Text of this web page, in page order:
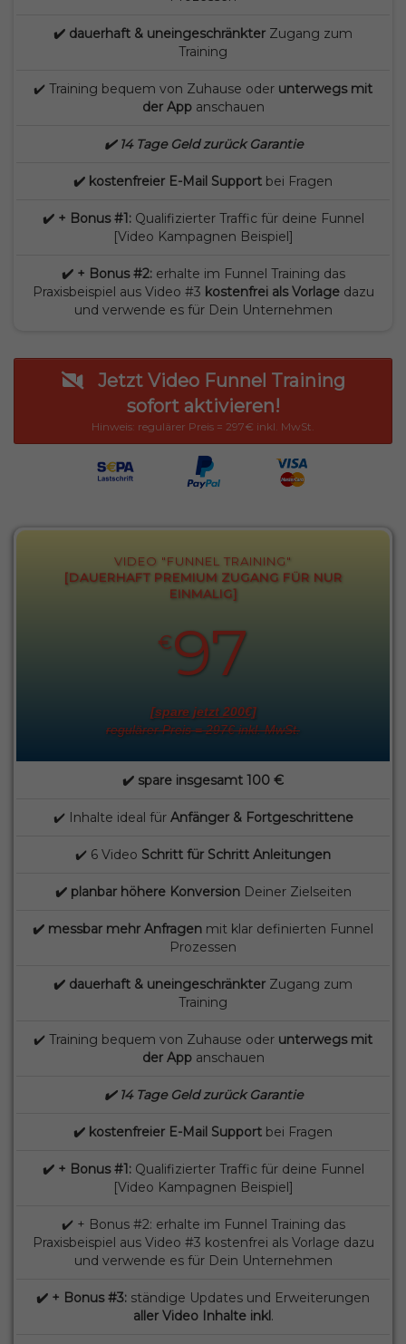
✔️ dauerhaft & uneingeschränkter Zugang zum
Training
✔️ Training bequem von Zuhause oder unterwegs mit
der Appanschauen
✔️ 14 Tage Geld zurück Garantie
✔️ kostenfreier E-Mail Support bei Fragen
✔️ + Bonus #1: Qualifizierter Traffic für deine Funnel
[Video Kampagnen Beispiel]
✔️ + Bonus #2:erhalte im Funnel Training das
Praxisbeispiel aus Video #3 kostenfrei als Vorlagedazu
und verwende es für Dein Unternehmen
Jetzt Video Funnel Training
sofort aktivieren!
Hinweis: regulärer Preis = 297€ inkl. MwSt.
VIDEO "FUNNEL TRAINING"
[DAUERHAFT PREMIUM ZUGANG FÜR NUR
EINMALIG]
€97
[spare jetzt 200€]
regulärer Preis = 297€ inkl. MwSt.
✔️ spare insgesamt 100 €
✔️ Inhalte ideal für Anfänger & Fortgeschrittene
✔️ 6 Video Schritt für Schritt Anleitungen
✔️ planbar höhere KonversionDeiner Zielseiten
✔️ messbar mehr Anfragen mit klar definierten Funnel
Prozessen
✔️ dauerhaft & uneingeschränkter Zugang zum
Training
✔️ Training bequem von Zuhause oder unterwegs mit
der Appanschauen
✔️ 14 Tage Geld zurück Garantie
✔️ kostenfreier E-Mail Support bei Fragen
✔️ + Bonus #1: Qualifizierter Traffic für deine Funnel
[Video Kampagnen Beispiel]
✔️ + Bonus #2: erhalte im Funnel Training das
Praxisbeispiel aus Video #3 kostenfrei als Vorlage dazu
und verwende es für Dein Unternehmen
✔️ + Bonus #3: ständige Updates und Erweiterungen
aller Video Inhalte inkl.